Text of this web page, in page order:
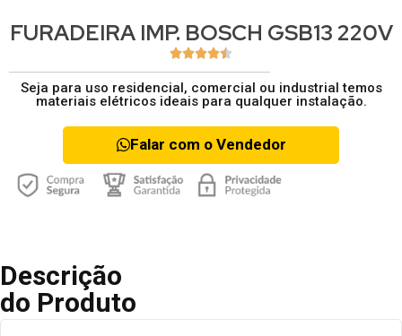
FURADEIRA IMP. BOSCH GSB13 220V

Seja para uso residencial, comercial ou industrial temos
materiais elétricos ideais para qualquer instalação.
Falar com o Vendedor
Descrição
do Produto